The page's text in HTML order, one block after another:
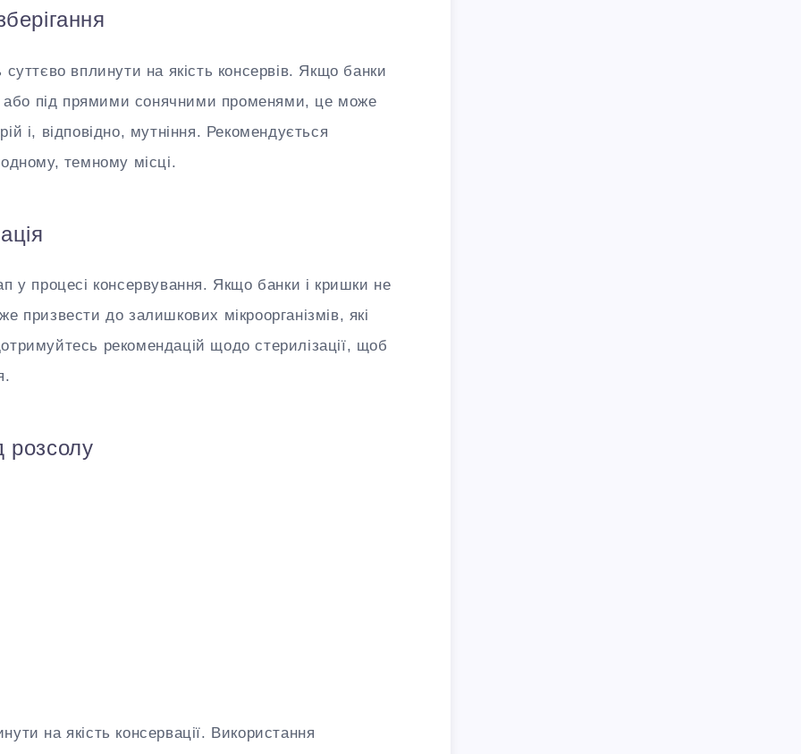
вплинути на якість консервів. Якщо банки
або під прямими сонячними променями, це може
і, відповідно, мутніння. Рекомендується
темному місці.
у процесі консервування. Якщо банки і кришки не
призвести до залишкових мікроорганізмів, які
рекомендацій щодо стерилізації, щоб
розсолу
на якість консервації. Використання